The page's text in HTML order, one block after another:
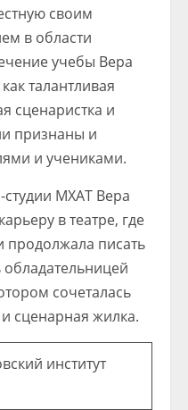
своим
в области
учебы Вера
талантливая
сценаристка и
признаны и
и учениками.
МХАТ Вера
в театре, где
продолжала писать
сочеталась
сценарная жилка.
институт